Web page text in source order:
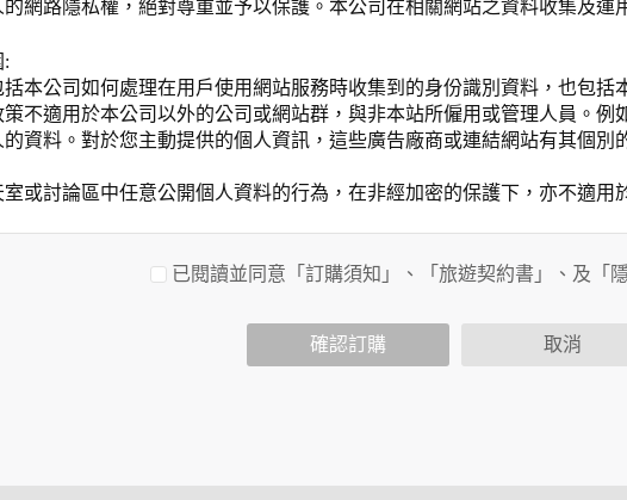
網路隱私權，絕對尊重並予以保護。本公司在相關網站之資料收集及運
:
本公司如何處理在用戶使用網站服務時收集到的身份識別資料，也包
不適用於本公司以外的公司或網站群，與非本站所僱用或管理人員。
資料。對於您主動提供的個人資訊，這些廣告廠商或連結網站有其個
或討論區中任意公開個人資料的行為，在非經加密的保護下，亦不適用
的互動性服務，可能會請您提供相關個人的資料，其範圍如下：
自行記錄相關行徑，包括您使用連線設備的 IP 位址、使用時間、使用的
已閱讀並同意「訂購須知」、「旅遊契約書」、及「
確認訂購 取消